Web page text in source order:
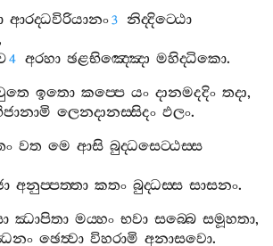
ආරද‍්ධවිරියානං3
නිද‍්දිට‍්ඨො
4 අරහා ඡළභිඤ‍්ඤො මහිද‍්ධිකො.
ඉතො කප‍්පෙ යං දානමදදිං තදා,
ලෙනදානස‍්සිදං ඵලං.
වත මෙ ආසි බුද‍්ධසෙට‍්ඨස‍්ස
අනුප‍්පත‍්තා කතං බුද‍්ධස‍්ස සාසනං.
ඣාපිතා මය‍්හං භවා සබ‍්බෙ සමූහතා,
ඡෙත්‍වා විහරාමි අනාසවො.